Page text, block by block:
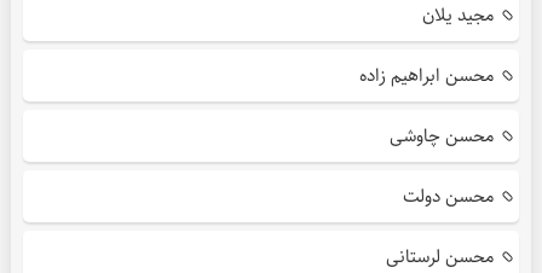
مجید یلان
محسن ابراهیم زاده
محسن چاوشی
محسن دولت
محسن لرستانی